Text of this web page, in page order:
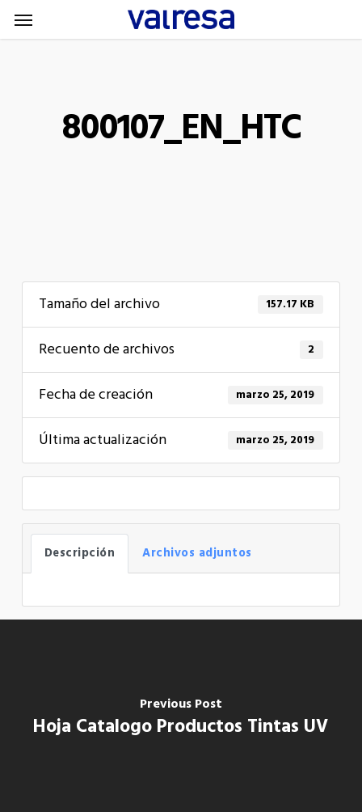
Skip
to
Menu
800107_EN_HTC
Tamaño del archivo 157.17 KB
Recuento de archivos 2
Fecha de creación marzo 25, 2019
Última actualización marzo 25, 2019
Descripción Archivos adjuntos
Previous Post
Hoja Catalogo Productos Tintas UV
Menu